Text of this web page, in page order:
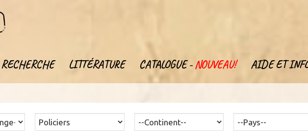
RECHERCHE LITTÉRATURE CATALOGUE -NOUVEAU! AIDE ET